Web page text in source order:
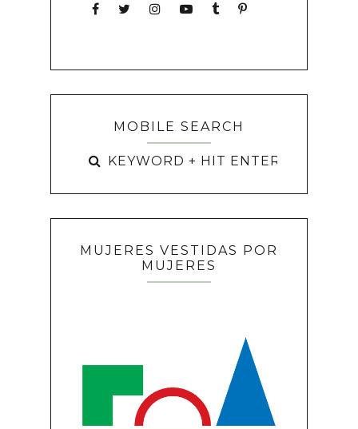
MOBILE SEARCH
MUJERES VESTIDAS POR
MUJERES